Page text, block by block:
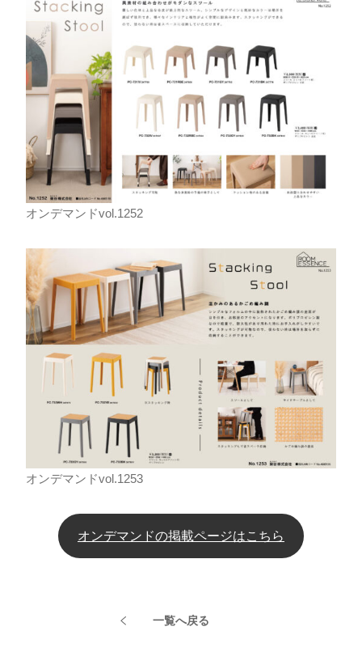
オンデマンドvol.1252
オンデマンドvol.1253
オンデマンドの掲載ページはこちら
一覧へ戻る